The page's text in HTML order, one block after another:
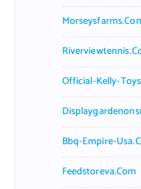
Official-Kelly-
Bbq-Empire-
Feedstoreva.com